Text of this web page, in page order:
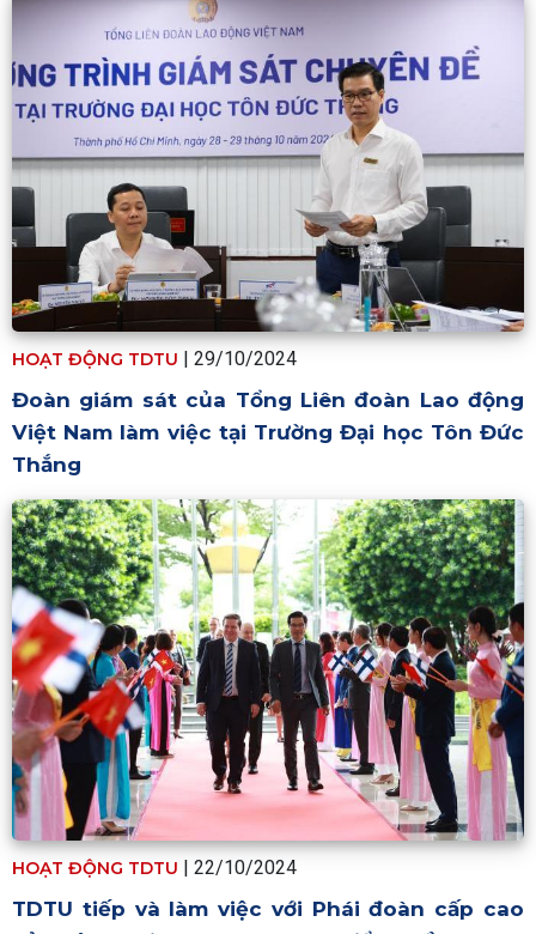
HOẠT ĐỘNG TDTU | 29/10/2024
Đoàn giám sát của Tổng Liên đoàn Lao động
Việt Nam làm việc tại Trường Đại học Tôn Đức
Thắng
HOẠT ĐỘNG TDTU | 22/10/2024
TDTU tiếp và làm việc với Phái đoàn cấp cao